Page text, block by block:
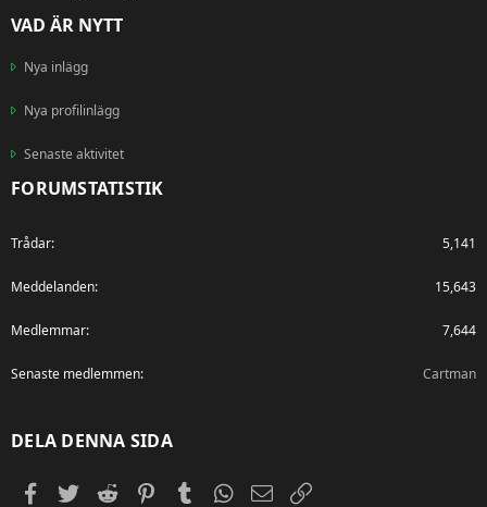
VAD ÄR NYTT
Nya inlägg
Nya profilinlägg
Senaste aktivitet
FORUMSTATISTIK
Trådar 5,141
Meddelanden 15,643
Medlemmar 7,644
Senaste medlemmen Cartman
DELA DENNA SIDA
Facebook
TwitterReddit PinterestTumblrWhatsApp
E-postLänk